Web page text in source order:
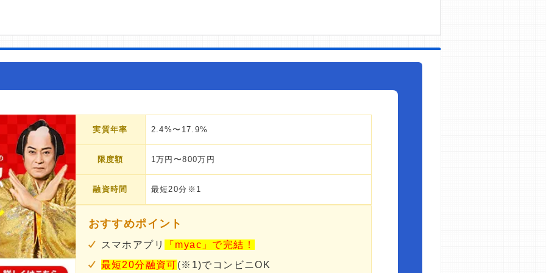
実質年率 2.4%〜17.9%
限度額 1万円〜800万円
融資時間 最短20分※1
おすすめポイント
スマホアプリ
「myac」で完結！
最短20分融資可(※1)でコンビニOK